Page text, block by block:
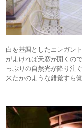
白を基調としたエレガン
がよければ天窓が開くの
っぷりの自然光が降り注
来たかのような錯覚すら